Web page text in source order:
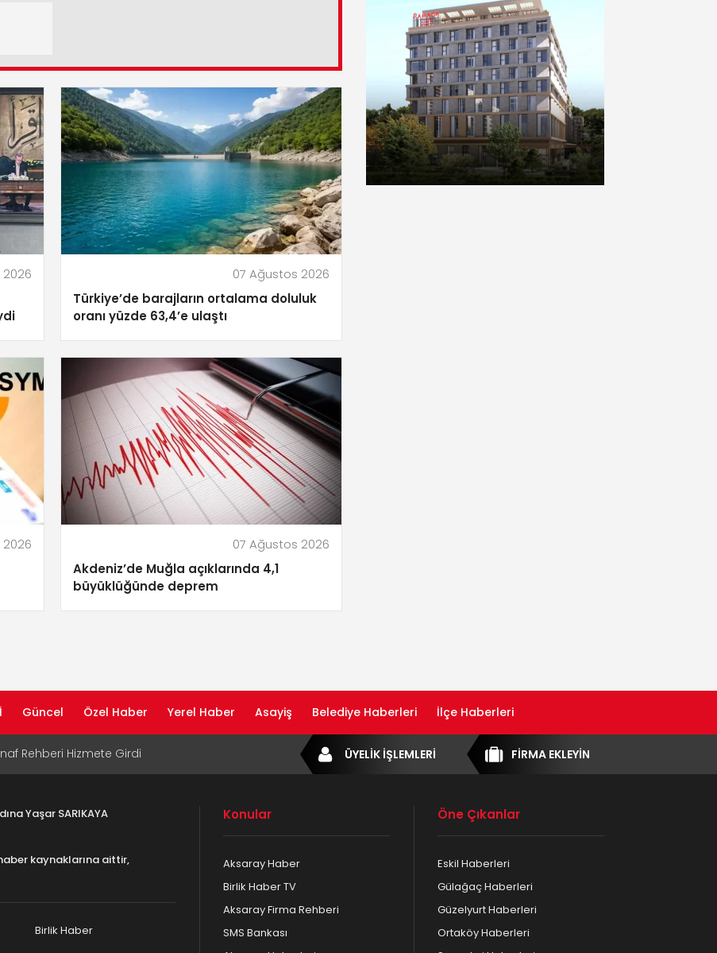
07 Ağustos 2026
Türkiye’de barajların ortalama doluluk
oranı yüzde 63,4’e ulaştı
07 Ağustos 2026
Akdeniz’de Muğla açıklarında 4,1
büyüklüğünde deprem
Güncel Özel Haber Yerel Haber Asayiş Belediye Haberleri İlçe Haberleri
Rehberi Hizmete Girdi
Yayın Hayatına Başladı | Hızlı ve Akıllı
Bölge Müdürü Makam Koltuğunu
FİRMA EKLEYİN
ÜYELİK İŞLEMLERİ
Yaşar SARIKAYA
kaynaklarına aittir,
Birlik Haber
Konular
Aksaray Haber
Birlik Haber TV
Aksaray Firma Rehberi
SMS Bankası
Öne Çıkanlar
Eskil Haberleri
Gülağaç Haberleri
Güzelyurt Haberleri
Ortaköy Haberleri